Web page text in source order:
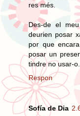
res més.
Des-de el
deurien posar
por que
posar un
tindre no usar-o.
Respon
Sofía de Dia